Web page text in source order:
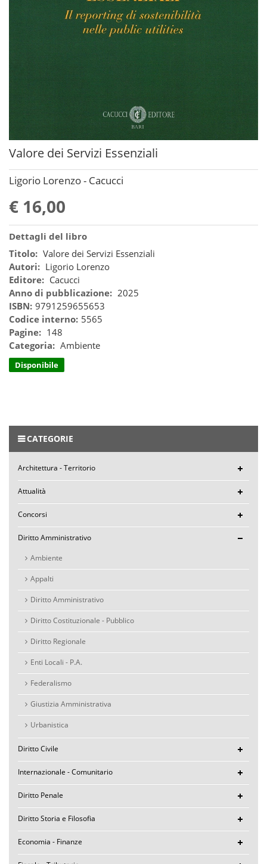
Valore dei Servizi Essenziali
Ligorio Lorenzo - Cacucci
€ 16,00
Dettagli del libro
Titolo: Valore dei Servizi Essenziali
Autori: Ligorio Lorenzo
Editore: Cacucci
Anno di pubblicazione: 2025
ISBN: 9791259655653
Codice interno: 5565
Pagine: 148
Categoria: Ambiente
Disponibile
CATEGORIE
Architettura - Territorio
Attualità
Concorsi
Diritto Amministrativo
Ambiente
Appalti
Diritto Amministrativo
Diritto Costituzionale - Pubblico
Diritto Regionale
Enti Locali - P.A.
Federalismo
Giustizia Amministrativa
Urbanistica
Diritto Civile
Internazionale - Comunitario
Diritto Penale
Diritto Storia e Filosofia
Economia - Finanze